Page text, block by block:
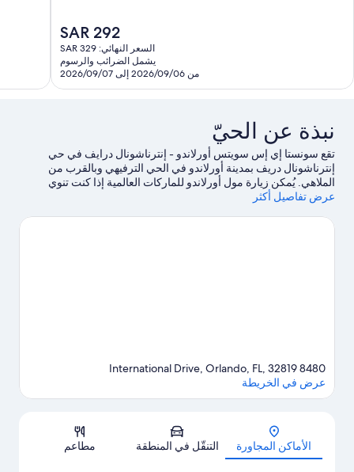
السعر
الحالي
هو
SAR
292
SAR 292
السعر النهائي: SAR 329
يشمل الضرائب والرسوم
من 2026/09/06 إلى 2026/09/07
نبذة عن الحيّ
تقع سونستا إي إس سويتس أورلاندو - إنترناشونال درايف في حي
إنترناشونال دريف بمدينة أورلاندو في الحي الترفيهي وبالقرب من
الملاهي. يُمكن زيارة مول أورلاندو للماركات العالمية إذا كنت تنوي
التسوق، بينما يُمكن لأولئك الذين يرغبون في اكتشاف مناطق الجذب
وسي لايف أورلاندو أكواريوم.هل تصطحب أطفال معك في السفر؟ لا
عرض تفاصيل أكثر
الخريطة
8480 International Drive, Orlando, FL, 32819
عرض في الخريطة
الأماكن المجاورة التنقّل في المنطقة مطاعم